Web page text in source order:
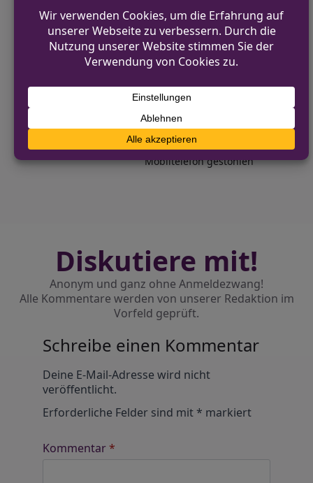
diese Informationen ein Gefühl der
Sicherheit in der Bevölkerung gefördert
wird.
VORHERIGER BEITRAG
Verdacht auf K.O.-Tropfen in Schmallenberg
NÄCHSTER BEITRAG
Zwei Männer in Beckum angegriffen und
Mobiltelefon gestohlen
Diskutiere mit!
Anonym und ganz ohne Anmeldezwang!
Alle Kommentare werden von unserer Redaktion im
Vorfeld geprüft.
Schreibe einen Kommentar
Deine E-Mail-Adresse wird nicht
veröffentlicht.
Erforderliche Felder sind mit* markiert
Kommentar*